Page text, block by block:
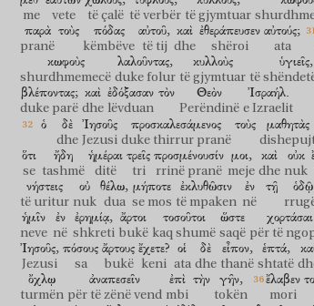
me vete të çalë të verbër të gjymtuar
παρὰ
pranë
τοὺς πόδας
këmbëve
αὐτοῦ,
të tij
καὶ
dhe
ἐθεράπευσεν
shëroi
αὐτούς;
ata
κωφοὺς
shurdhmemecë
λαλοῦντας,
duke folur
κυλλοὺς
të gjymtuar
ὑγιεῖς,
të
βλέποντας;
duke parë
καὶ
dhe
ἐδόξασαν
lëvduan
τὸν Θεὸν
Perëndinë
Ἰσραήλ.
e Izraelit
ὁ δὲ
dhe
Ἰησοῦς
Jezusi
προσκαλεσάμενος
duke thirrur pranë
τοὺς μαθητὰς
ὅτι
se
ἤδη
tashmë
ἡμέραι
ditë
τρεῖς
tri
προσμένουσίν
rrinë pranë
μοι,
meje
καὶ
dhe
οὐκ
nuk
νήστεις
të uritur
οὐ
nuk
θέλω,
dua
μήποτε
se mos
ἐκλυθῶσιν
të mpaken
ἐν
në
τῇ
ἡμῖν
neve
ἐν
në
ἐρημίᾳ,
shkreti
ἄρτοι
bukë
τοσοῦτοι
kaq shumë
ὥστε
saqë
χορτάσαι
për të
Ἰησοῦς,
Jezusi
πόσους
sa
ἄρτους
bukë
ἔχετε?
keni
οἱ
ata
δὲ
dhe
εἶπον,
thanë
ἑπτά,
shtatë
ὄχλῳ
turmën
ἀναπεσεῖν
për të zënë vend
ἐπὶ
mbi
τὴν γῆν,
tokën
ἔλαβεν
mori